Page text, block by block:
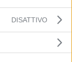
DISATTIVO